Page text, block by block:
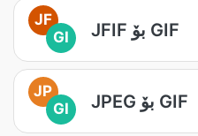
JF
GI
JFIF بۆ GIF
JP
GI
JPEG بۆ GIF